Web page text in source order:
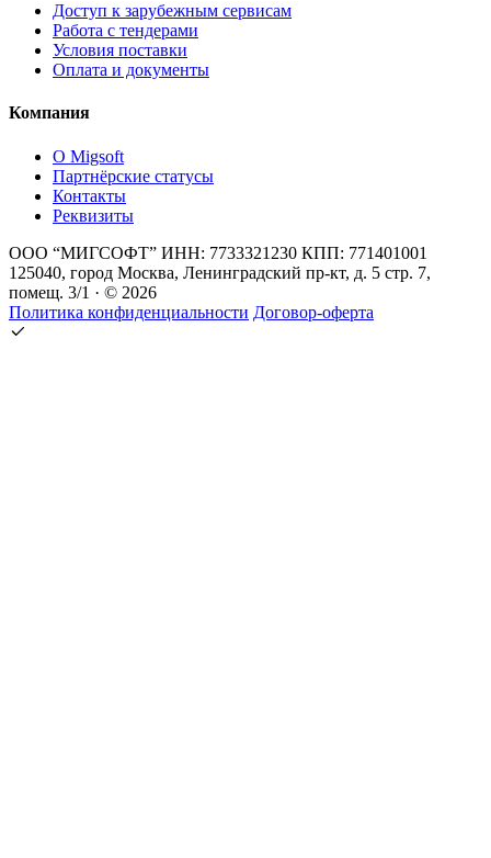
Доступ к зарубежным сервисам
Работа с тендерами
Условия поставки
Оплата и документы
Компания
О Migsoft
Партнёрские статусы
Контакты
Реквизиты
ООО “МИГСОФТ” ИНН: 7733321230 КПП: 771401001
125040, город Москва, Ленинградский пр-кт, д. 5 стр. 7,
помещ. 3/1 · © 2026
Политика конфиденциальности Договор-оферта